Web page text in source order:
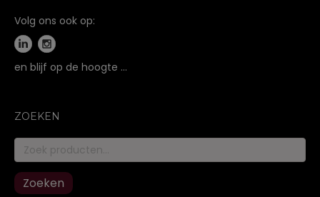
Volg ons ook op:
en blijf op de hoogte …
ZOEKEN
Zoeken
naar:
Zoeken